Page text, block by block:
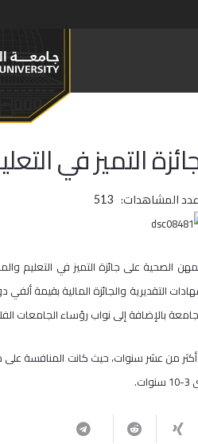
التميز في
عدد المشاهدات: 513
الصحية على جائزة التميز في التعليم
التقديرية والجائزة المالية بقيمة
بالإضافة إلى نواب رؤساء الجامعات
من عشر سنوات، حيث كانت المنافسة على